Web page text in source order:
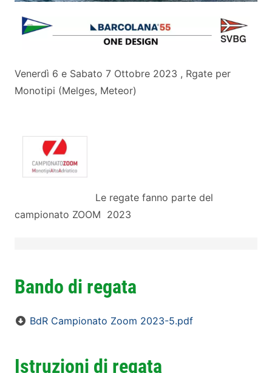
Venerdì 6 e Sabato 7 Ottobre 2023 , Rgate per
Monotipi (Melges, Meteor)
Le regate fanno parte del
campionato ZOOM 2023
Bando di regata
BdR Campionato Zoom 2023-5.pdf
Istruzioni di regata